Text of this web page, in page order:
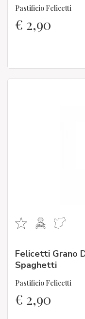
Pastificio Felicetti
€ 2,90
Felicetti Grano
Spaghetti
Pastificio Felicetti
€ 2,90